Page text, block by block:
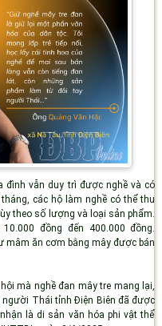
đình vẫn duy trì được nghề và có
các hộ làm nghề có thể thu
theo số lượng và loại sản phẩm.
đồng đến 400.000 đồng.
mâm ăn cơm bằng mây được bán
mà nghề đan mây tre mang lại,
Thái tỉnh Điện Biên đã được
là di sản văn hóa phi vật thể